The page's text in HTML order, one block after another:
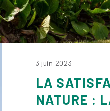
3 juin 2023
LA
NATURE :